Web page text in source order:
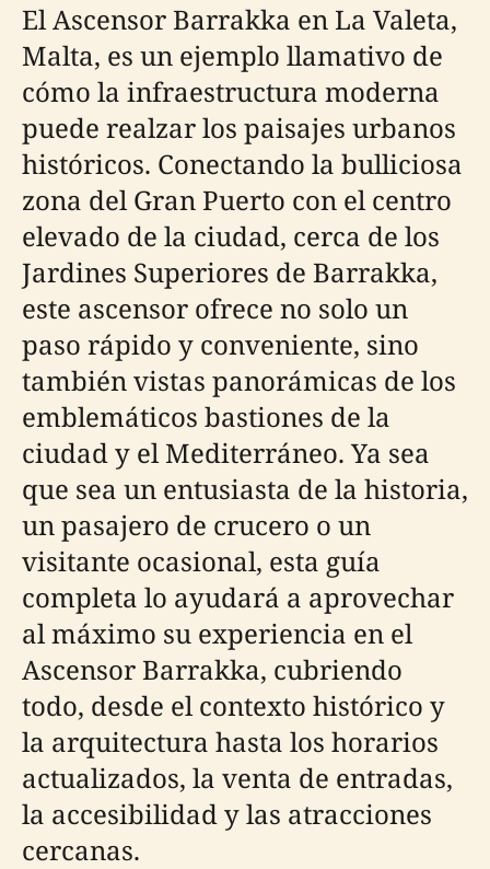
El Ascensor Barrakka en La Valeta,
Malta, es un ejemplo llamativo de
cómo la infraestructura moderna
puede realzar los paisajes urbanos
históricos. Conectando la bulliciosa
zona del Gran Puerto con el centro
elevado de la ciudad, cerca de los
Jardines Superiores de Barrakka,
este ascensor ofrece no solo un
paso rápido y conveniente, sino
también vistas panorámicas de los
emblemáticos bastiones de la
ciudad y el Mediterráneo. Ya sea
que sea un entusiasta de la historia,
un pasajero de crucero o un
visitante ocasional, esta guía
completa lo ayudará a aprovechar
al máximo su experiencia en el
Ascensor Barrakka, cubriendo
todo, desde el contexto histórico y
la arquitectura hasta los horarios
actualizados, la venta de entradas,
la accesibilidad y las atracciones
cercanas.